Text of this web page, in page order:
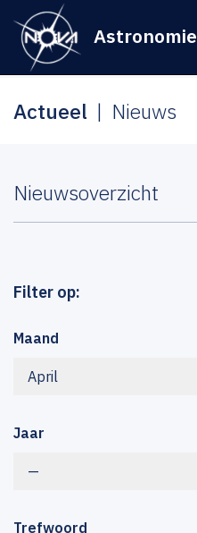
Astronomie
Actueel Nieuws
Nieuwsoverzicht
Filter op:
Maand
April
Jaar
—
Trefwoord